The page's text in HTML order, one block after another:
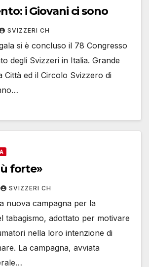
i Giovani ci sono
SVIZZERI CH
si è concluso il 78 Congresso
degli Svizzeri in Italia. Grande
Città ed il Circolo Svizzero di
forte»
SVIZZERI CH
nuova campagna per la
tabagismo, adottato per motivare
nella loro intenzione di
La campagna, avviata